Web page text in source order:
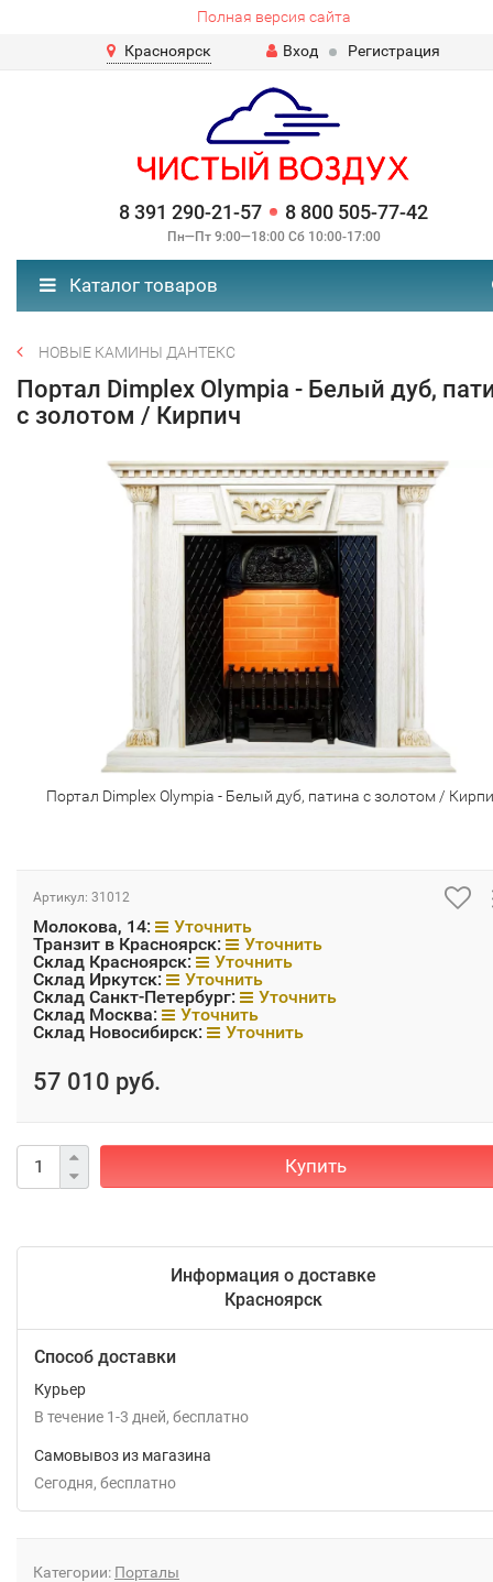
Полная версия сайта
Красноярск
Вход Регистрация
8 391 290-21-57 8 800 505-77-42
Пн—Пт 9:00—18:00 Сб 10:00-17:00
Каталог товаров
НОВЫЕ КАМИНЫ ДАНТЕКС
Портал Dimplex Olympia - Белый дуб,
с золотом / Кирпич
Портал Dimplex Olympia - Белый дуб, патина с золотом /
Артикул: 31012
Молокова, 14:
Уточнить
Транзит в Красноярск:
Уточнить
Склад Красноярск:
Уточнить
Склад Иркутск:
Уточнить
Склад Санкт-Петербург:
Уточнить
Склад Москва:
Уточнить
Склад Новосибирск:
Уточнить
57 010 руб.
Купить
Информация о доставке
Красноярск
Способ доставки
Курьер
В течение 1-3 дней Бесплатно
Самовывоз из магазина
Сегодня
Бесплатно
Категории: Порталы